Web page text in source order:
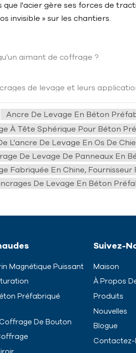
que l'acier gère ses forces de
invisible » sur les chantiers.
aimant de coffrage ?
de levage et leurs
Ancre De Levage En Béton
À Tête Sphérique Pour Béton
L'ancre De Levage En Os De
De Levage De Panneaux En
Fabriquée En Chine, Fournisseur
De Levage En Béton
Magnétique Puissant
Préfabriqué
De Bouton
Suivez-
Maison
À Propos
Produits
Nouvelles
Blogue
Contactez-